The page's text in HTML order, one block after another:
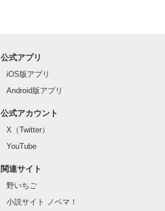
公式アプリ
iOS版アプリ
Android版アプリ
公式アカウント
X（Twitter）
YouTube
関連サイト
野いちご
小説サイト ノベマ！